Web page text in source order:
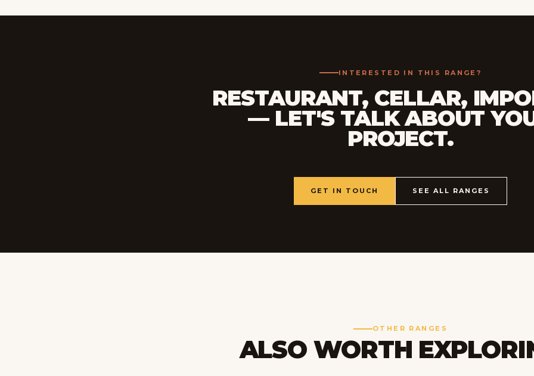
INTERESTED IN THIS RANGE?
RESTAURANT, CELLAR,
— LET'S TALK ABOUT
PROJECT.
GET IN TOUCH SEE ALL RANGES
OTHER RANGES
ALSO WORTH